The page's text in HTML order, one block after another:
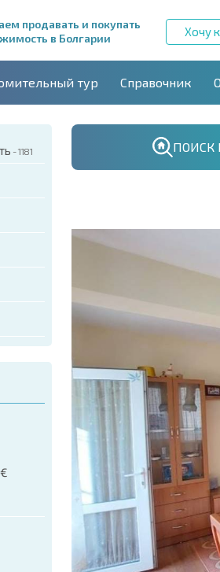
продавать и покупать
в Болгарии
Хочу
тур Справочник
- 1181 ПОИСК